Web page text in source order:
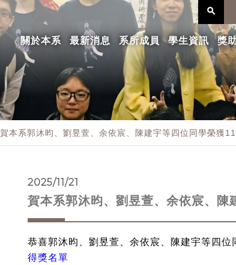
search
關於本系 最新消息 系所成員 學生資訊 獎
賀本系郭沐昀、劉昱萱、余依宸、陳建宇等四位同學榮獲
2025/11/21
賀本系郭沐昀、劉昱萱、余依宸、
恭喜郭沐昀、劉昱萱、余依宸、陳建宇等四位
得獎名單